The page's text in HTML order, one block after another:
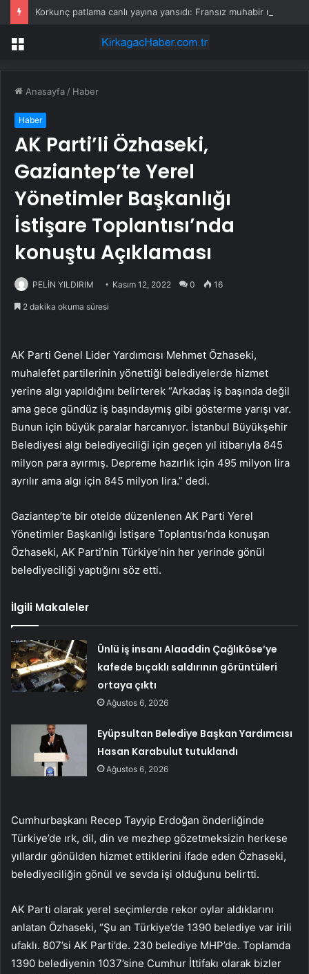
Menü
Anasayfa / Haber
Haber
AK Parti’li Özhaseki,
Gaziantep’te Yerel
Yönetimler Başkanlığı
İstişare Toplantısı’nda
konuştu Açıklaması
PELİN YILDIRIM Kasım 12, 2022 0 16
2 dakika okuma süresi
AK Parti Genel Lider Yardımcısı Mehmet Özhaseki,
muhalefet partilerinin yönettiği belediyelerde hizmet
yerine algı yapıldığını belirterek “Arkadaş iş başında değil
ama gece gündüz iş başındaymış gibi gösterme yarışı var.
Bunun için büyük paralar harcanıyor. İstanbul Büyükşehir
Belediyesi algı belediyeciliği için geçen yıl itibarıyla 845
milyon para ayırmış. Depreme hazırlık için 495 milyon lira
ayrılır ama algı için 845 milyon lira.” dedi.
Gaziantep’te bir otelde düzenlenen AK Parti Yerel
Yönetimler Başkanlığı İstişare Toplantısı’nda konuşan
Özhaseki, AK Parti’nin Türkiye’nin her yerinde gönül
belediyeciliği yaptığını söz etti.
İlgili Makaleler
Ünlü iş insanı Alaaddin Çağlıköse’ye
kafede bıçaklı saldırının görüntüleri
ortaya çıktı
Ağustos 6, 2026
Eyüpsultan Belediye Başkan Yardımcısı
Hasan Karabulut tutuklandı
Ağustos 6, 2026
Cumhurbaşkanı Recep Tayyip Erdoğan önderliğinde
Türkiye’de ırk, dil, din ve mezhep gözetmeksizin herkese
yıllardır gönülden hizmet ettiklerini ifade eden Özhaseki,
belediyeciliğin gönül ve sevda işi olduğunu belirtti.
AK Parti olarak yerel seçimlerde rekor oylar aldıklarını
anlatan Özhaseki, “Şu an Türkiye’de 1390 belediye var irili
ufaklı. 807’si AK Parti’de. 230 belediye MHP’de. Toplamda
1390 belediyenin 1037’sine Cumhur İttifakı olarak bizler